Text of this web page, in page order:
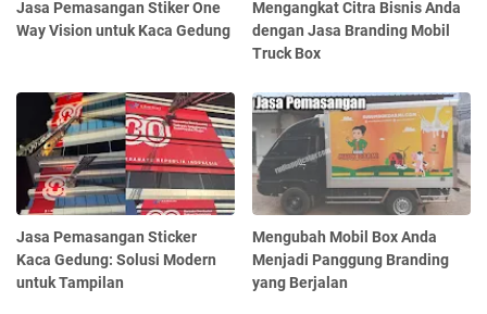
Jasa Pemasangan Stiker One
Way Vision untuk Kaca Gedung
Mengangkat Citra Bisnis Anda
dengan Jasa Branding Mobil
Truck Box
Jasa Pemasangan Sticker
Kaca Gedung: Solusi Modern
untuk Tampilan
Mengubah Mobil Box Anda
Menjadi Panggung Branding
yang Berjalan